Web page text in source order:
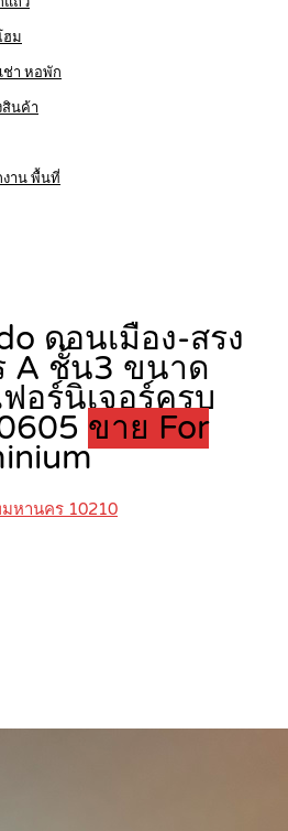
ฮม
ช่า หอพัก
สินค้า
าน พื้นที่
ดอนเมือง-สรง
A ชั้น3 ขนาด
อร์นิเจอร์ครบ
ขาย For
มหานคร 10210